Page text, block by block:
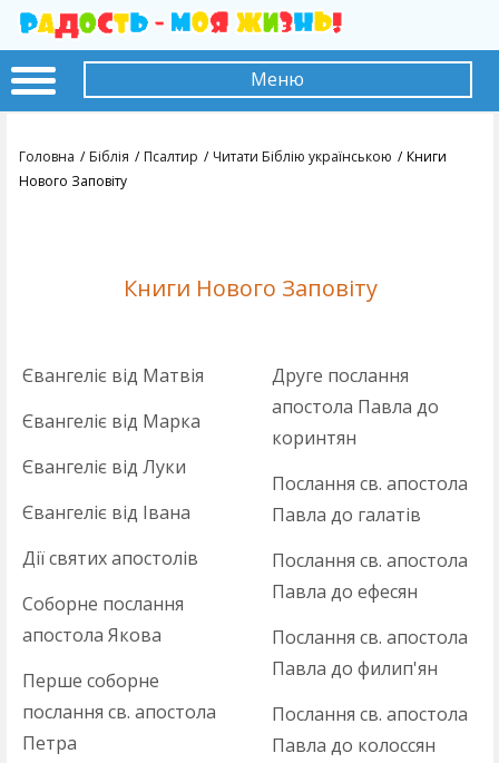
Меню
Головна Біблія Псалтир Читати Біблію українською
Книги
Нового Заповіту
Книги Нового Заповіту
Євангеліє від Матвія
Євангеліє від Марка
Євангеліє від Луки
Євангеліє від Івана
Дії святих апостолів
Соборне послання
апостола Якова
Перше соборне
послання св. апостола
Петра
Друге послання
апостола Павла до
коринтян
Послання св. апостола
Павла до галатів
Послання св. апостола
Павла до ефесян
Послання св. апостола
Павла до филип'ян
Послання св. апостола
Павла до колоссян